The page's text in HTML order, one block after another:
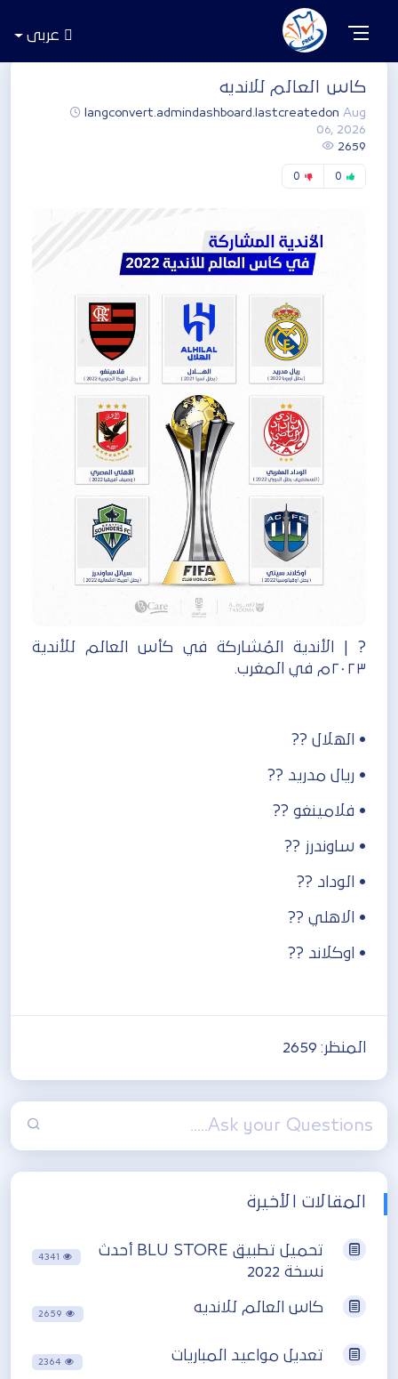
عربى
كاس العالم للانديه
langconvert.admindashboard.lastcreatedon Aug
06, 2026
2659
? | الأندية المُشاركة في كأس العالم للأندية
٢٠٢٣م في المغرب.
‏• الهلال ??
‏• ريال مدريد ??
‏• فلامينغو ??
‏• ساوندرز ??
‏• الوداد ??
‏• الاهلي ??
‏• اوكلاند ??
المنظر: 2659
المقالات الأخيرة
تحميل تطبيق BLU STORE أحدث
نسخة 2022
4341
كاس العالم للانديه 2659
تعديل مواعيد المباريات 2364